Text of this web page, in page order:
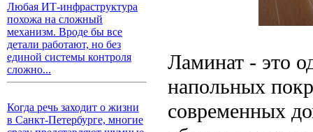
Любая ИТ-инфраструктура
похожа на сложный
механизм. Вроде бы все
детали работают, но без
единой системы контроля
сложно...
Когда речь заходит о жизни
в Санкт-Петербурге, многие
Ламинат - это
напольных
современных